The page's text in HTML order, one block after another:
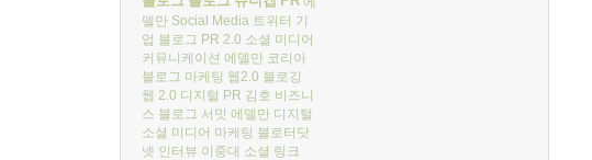
델만 Social Media 트위터 기
업 블로그 PR 2.0 소셜 미디어
커뮤니케이션 에델만 코리아
블로그 마케팅 웹2.0 블로깅
웹 2.0 디지털 PR 김호 비즈니
스 블로그 서밋 에델만 디지털
소셜 미디어 마케팅 블로터닷
넷 인터뷰 이중대 소셜 링크